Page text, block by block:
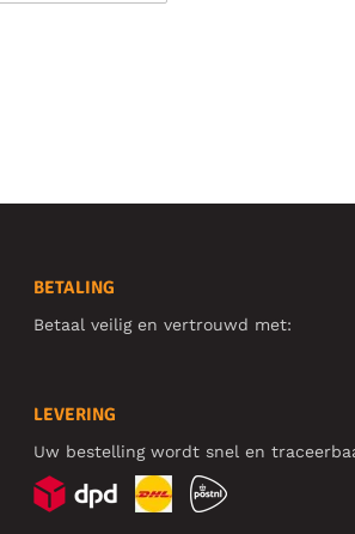
BETALING
Betaal veilig en vertrouwd met:
LEVERING
Uw bestelling wordt snel en